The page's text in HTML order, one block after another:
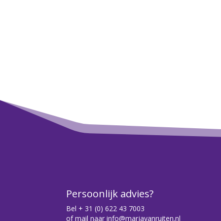
Persoonlijk advies?
Bel + 31 (0) 622 43 7003
of mail naarinfo@marjavanruiten.nl